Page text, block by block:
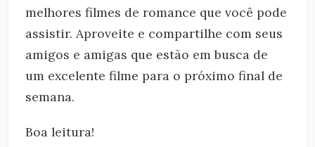
melhores filmes de romance que você pode
assistir. Aproveite e compartilhe com seus
amigos e amigas que estão em busca de
um excelente filme para o próximo final de
semana.
Boa leitura!